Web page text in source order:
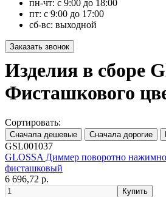
пн-чт: с 9:00 до 18:00
пт: с 9:00 до 17:00
сб-вс: выходной
Изделия в сборе
Фисташкового
Сортировать:
GSL001037
GLOSSA Диммер поворотно
фисташковый
6 696,72 р.